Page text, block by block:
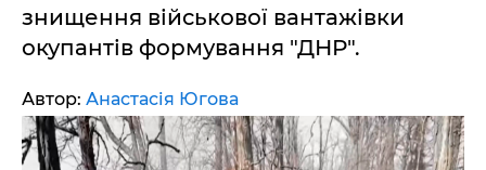
знищення військової вантажівки
окупантів формування "ДНР".
Автор: Анастасія Югова